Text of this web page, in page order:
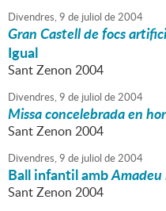
Divendres,9 de juliol de2004
Gran Castell de focs
Igual
Sant Zenon 2004
Divendres,9 de juliol de2004
Missa concelebrada en
Sant Zenon 2004
Divendres,9 de juliol de2004
Ball infantil ambAmadeu
Sant Zenon 2004